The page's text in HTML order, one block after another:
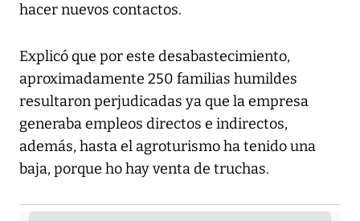
hacer nuevos contactos.
Explicó que por este desabastecimiento,
aproximadamente 250 familias humildes
resultaron perjudicadas ya que la empresa
generaba empleos directos e indirectos,
además, hasta el agroturismo ha tenido una
baja, porque ho hay venta de truchas.